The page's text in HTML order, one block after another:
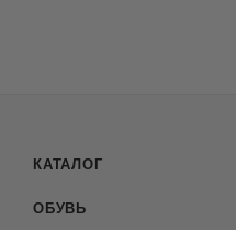
КАТАЛОГ
ОБУВЬ